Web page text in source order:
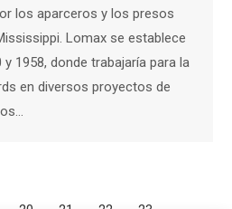
los aparceros y los presos
Lomax se establece
1958, donde trabajaría para la
en diversos proyectos de